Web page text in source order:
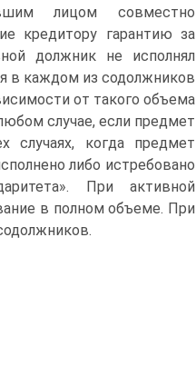
лицом совместно
кредитору гарантию за
должник не исполнял
в каждом из содолжников
от такого объема
случае, если предмет
случаях, когда предмет
либо истребовано
При активной
в полном объеме. При